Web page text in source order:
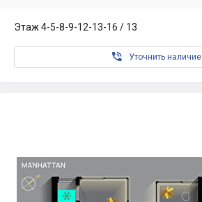
Этаж 4-5-8-9-12-13-16 / 13
 Уточнить наличие